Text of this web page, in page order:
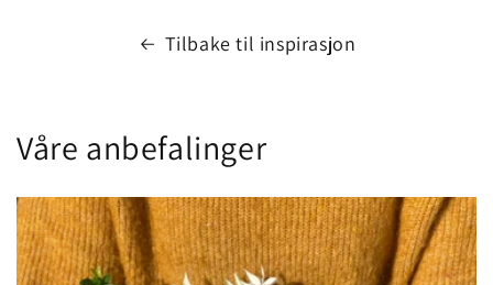
Tilbake til inspirasjon
Våre anbefalinger